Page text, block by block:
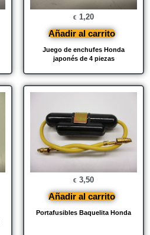
Juego de enchufes Honda
japonés de 4 piezas
€ 1,20
Añadir al carrito
Portafusibles Baquelita Honda
€ 3,50
Añadir al carrito